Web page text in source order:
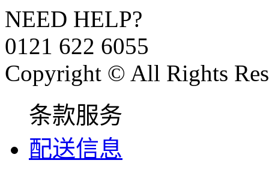
NEED HELP?
0121 622 6055
Copyright © All Rights
条款服务
配送信息